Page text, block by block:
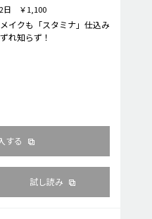
日 ￥1,100
イクも「スタミナ」仕込み
れ知らず！
する
試し読み